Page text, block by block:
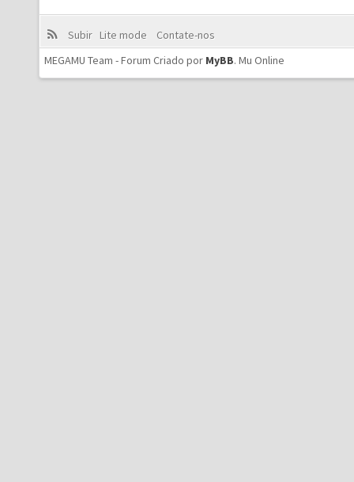
Subir Lite mode
Contate-nos
MEGAMU Team - Forum Criado por MyBB. Mu Online